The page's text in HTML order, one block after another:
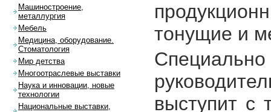
тонущие и
выступит с
Машиностроение,
металлургия
Мебель
Медицина, оборудование.
Стоматология
Мир детства
Многоотраслевые выставки
Наука и инновации, новые
технологии
Национальные выставки,